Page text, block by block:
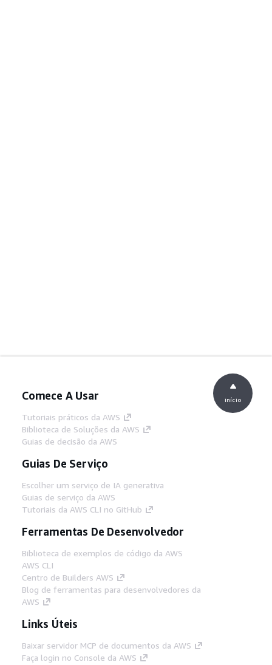
Comece A Usar
Tutoriais práticos da AWS
Biblioteca de Soluções da AWS
Guias de decisão da AWS
Guias De Serviço
Escolher um serviço de IA generativa
Guias de serviço da AWS
Tutoriais da AWS CLI no GitHub
Ferramentas De Desenvolvedor
Biblioteca de exemplos de código da AWS
AWS CLI
Centro de Builders AWS
Blog de ferramentas para desenvolvedores da
AWS
Links Úteis
Baixar servidor MCP de documentos da AWS
Faça login no Console da AWS
início